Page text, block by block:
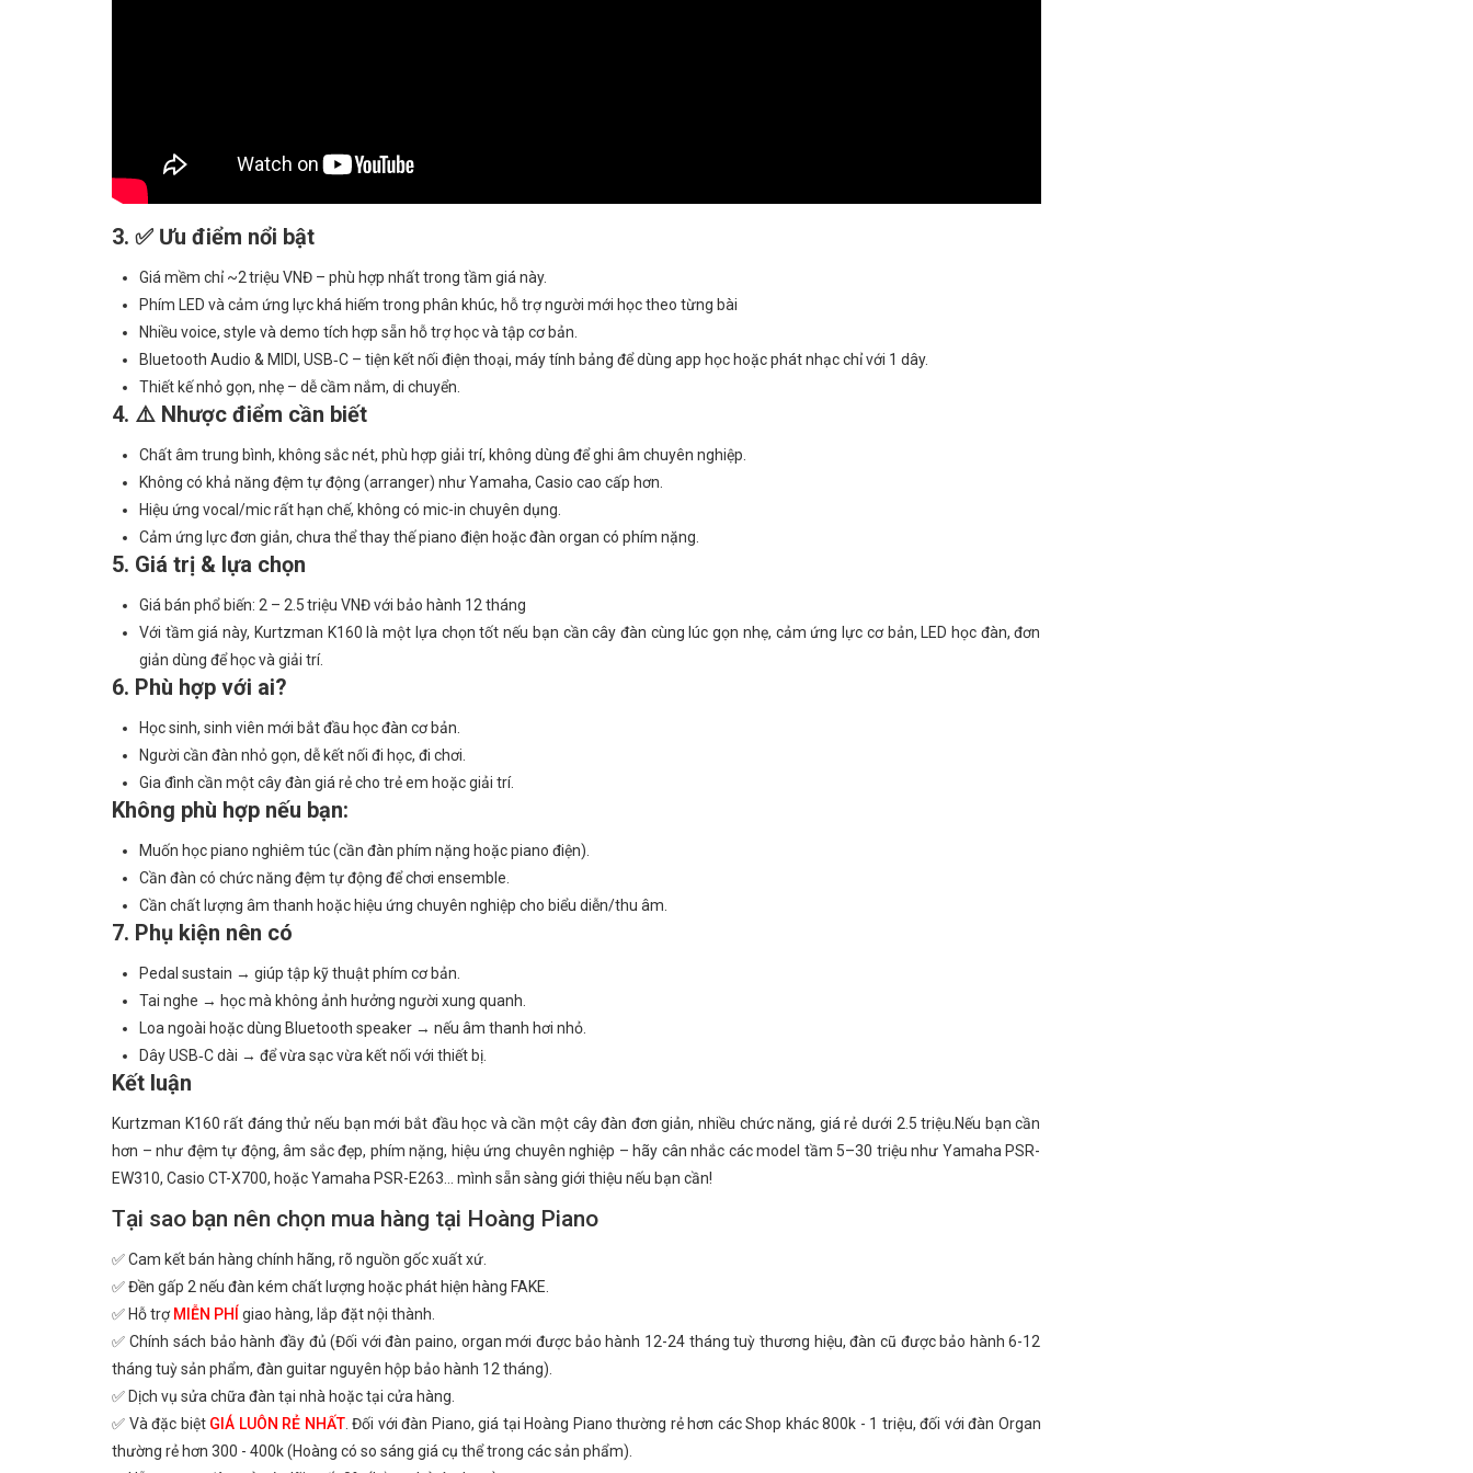
3. ✅ Ưu điểm nổi bật
Giá mềm chỉ ~2 triệu VNĐ – phù hợp nhất trong tầm giá này.
Phím LED và cảm ứng lực khá hiếm trong phân khúc, hỗ trợ người mới học theo từng bài
Nhiều voice, style và demo tích hợp sẵn hỗ trợ học và tập cơ bản.
Bluetooth Audio & MIDI, USB‑C – tiện kết nối điện thoại, máy tính bảng để dùng app học hoặc phát nhạc chỉ với 1 dây.
Thiết kế nhỏ gọn, nhẹ – dễ cầm nắm, di chuyển.
4. ⚠️ Nhược điểm cần biết
Chất âm trung bình, không sắc nét, phù hợp giải trí, không dùng để ghi âm chuyên nghiệp.
Không có khả năng đệm tự động (arranger) như Yamaha, Casio cao cấp hơn.
Hiệu ứng vocal/mic rất hạn chế, không có mic-in chuyên dụng.
Cảm ứng lực đơn giản, chưa thể thay thế piano điện hoặc đàn organ có phím nặng.
5. Giá trị & lựa chọn
Giá bán phổ biến: 2 – 2.5 triệu VNĐ với bảo hành 12 tháng
Với tầm giá này, Kurtzman K160 là một lựa chọn tốt nếu bạn cần cây đàn cùng lúc gọn nhẹ, cảm ứng lực cơ bản, LED học đàn, đơn
giản dùng để học và giải trí.
6. Phù hợp với ai?
Học sinh, sinh viên mới bắt đầu học đàn cơ bản.
Người cần đàn nhỏ gọn, dễ kết nối đi học, đi chơi.
Gia đình cần một cây đàn giá rẻ cho trẻ em hoặc giải trí.
Không phù hợp nếu bạn:
Muốn học piano nghiêm túc (cần đàn phím nặng hoặc piano điện).
Cần đàn có chức năng đệm tự động để chơi ensemble.
Cần chất lượng âm thanh hoặc hiệu ứng chuyên nghiệp cho biểu diễn/thu âm.
7. Phụ kiện nên có
Pedal sustain → giúp tập kỹ thuật phím cơ bản.
Tai nghe → học mà không ảnh hưởng người xung quanh.
Loa ngoài hoặc dùng Bluetooth speaker → nếu âm thanh hơi nhỏ.
Dây USB‑C dài → để vừa sạc vừa kết nối với thiết bị.
Kết luận
Kurtzman K160 rất đáng thử nếu bạn mới bắt đầu học và cần một cây đàn đơn giản, nhiều chức năng, giá rẻ dưới 2.5 triệu.Nếu bạn cần
hơn – như đệm tự động, âm sắc đẹp, phím nặng, hiệu ứng chuyên nghiệp – hãy cân nhắc các model tầm 5–30 triệu như Yamaha PSR-
EW310, Casio CT-X700, hoặc Yamaha PSR-E263... mình sẵn sàng giới thiệu nếu bạn cần!
Tại sao bạn nên chọn mua hàng tại Hoàng Piano
✅ Cam kết bán hàng chính hãng, rõ nguồn gốc xuất xứ.
✅ Đền gấp 2 nếu đàn kém chất lượng hoặc phát hiện hàng FAKE.
✅ Hỗ trợ MIỄN PHÍ giao hàng, lắp đặt nội thành.
✅ Chính sách bảo hành đầy đủ (Đối với đàn paino, organ mới được bảo hành 12-24 tháng tuỳ thương hiệu, đàn cũ được bảo hành 6-12
tháng tuỳ sản phẩm, đàn guitar nguyên hộp bảo hành 12 tháng).
✅ Dịch vụ sửa chữa đàn tại nhà hoặc tại cửa hàng.
✅ Và đặc biệt GIÁ LUÔN RẺ NHẤT. Đối với đàn Piano, giá tại Hoàng Piano thường rẻ hơn các Shop khác 800k - 1 triệu, đối với đàn Organ
thường rẻ hơn 300 - 400k (Hoàng có so sáng giá cụ thể trong các sản phẩm).